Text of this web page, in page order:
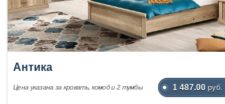
Антика
Цена указана за кровать, комод и 2 тумбы 1 487.00 руб.